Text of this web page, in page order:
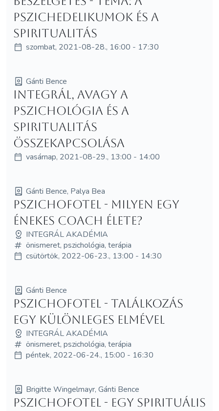
pszichedelikumok és a
spiritualitás
szombat, 2021-08-28., 16:00 - 17:30
Gánti Bence
Integrál, avagy a
pszichológia és a
spiritualitás
összekapcsolása
vasárnap, 2021-08-29., 13:00 - 14:00
Gánti Bence, Palya Bea
PSZICHOFOTEL - Milyen egy
énekes coach élete?
INTEGRÁL AKADÉMIA
önismeret, pszichológia, terápia
csütörtök, 2022-06-23., 13:00 - 14:30
Gánti Bence
PSZICHOFOTEL - Találkozás
egy különleges elmével
INTEGRÁL AKADÉMIA
önismeret, pszichológia, terápia
péntek, 2022-06-24., 15:00 - 16:30
Brigitte Wingelmayr, Gánti Bence
PSZICHOFOTEL - Egy spirituális